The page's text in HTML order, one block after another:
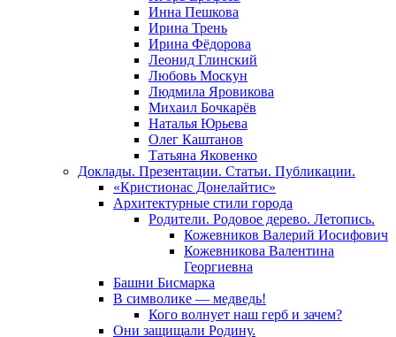
Инна Пешкова
Ирина Трень
Ирина Фёдорова
Леонид Глинский
Любовь Москун
Людмила Яровикова
Михаил Бочкарёв
Наталья Юрьева
Олег Каштанов
Татьяна Яковенко
Доклады. Презентации. Статьи. Публикации.
«Кристионас Донелайтис»
Архитектурные стили города
Родители. Родовое дерево. Летопись.
Кожевников Валерий Иосифович
Кожевникова Валентина
Георгиевна
Башни Бисмарка
В символике — медведь!
Кого волнует наш герб и зачем?
Они защищали Родину.